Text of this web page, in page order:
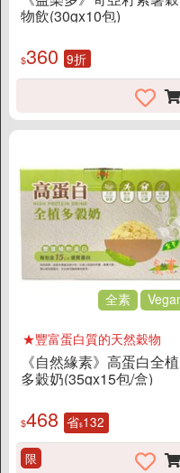
商店資訊
關於我們
物飲(30gx10包)
$360 9折
全素
★豐富蛋白質的天然穀物
《自然緣素》高蛋白全植
多穀奶(35gx15包/盒)
$468 省$132
限